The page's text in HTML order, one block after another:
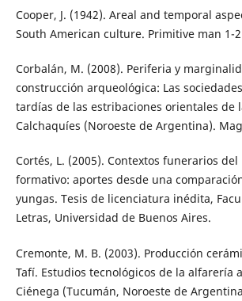
Cooper, J. (1942). Areal and temporal
South American culture. Primitive man 1-
Corbalán, M. (2008). Periferia y
construcción arqueológica: Las
tardías de las estribaciones orientales de
Calchaquíes (Noroeste de Argentina).
Cortés, L. (2005). Contextos funerarios
formativo: aportes desde una
yungas. Tesis de licenciatura inédita,
Letras, Universidad de Buenos Aires.
Cremonte, M. B. (2003). Producción
Tafí. Estudios tecnológicos de la alfarería
Ciénega (Tucumán, Noroeste de